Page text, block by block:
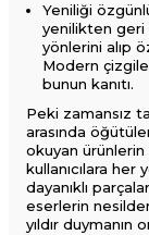
Yeniliği
yenilikten geri
yönlerini alıp
Modern
bunun kanıtı.
Peki zamansız
arasında
okuyan ürünlerin
kullanıcılara
dayanıklı
eserlerin
yıldır duymanın